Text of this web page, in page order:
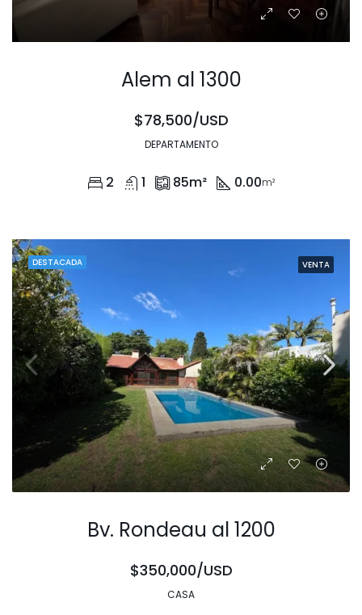
Alem al 1300
$78,500/USD
DEPARTAMENTO
2 1 85m² 0.00m²
DESTACADA VENTA
Bv. Rondeau al 1200
$350,000/USD
CASA